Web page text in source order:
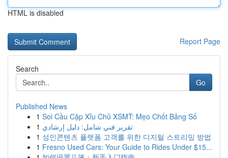
HTML is disabled
Report Page
Search
Go
Published News
1 Soi Cầu Cặp Xỉu Chủ XSMT: Mẹo Chốt Bảng Số
1 تقرير فني شامل: دليل إرشادي
1 성인콘텐츠 플랫폼 고객를 위한 디지털 스트리밍 방법
1 Fresno Used Cars: Your Guide to Rides Under $15...